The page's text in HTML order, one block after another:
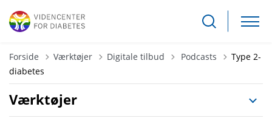
Forside Værktøjer Digitale tilbud Tilbage til
Podcasts
Type 2-
diabetes
Værktøjer